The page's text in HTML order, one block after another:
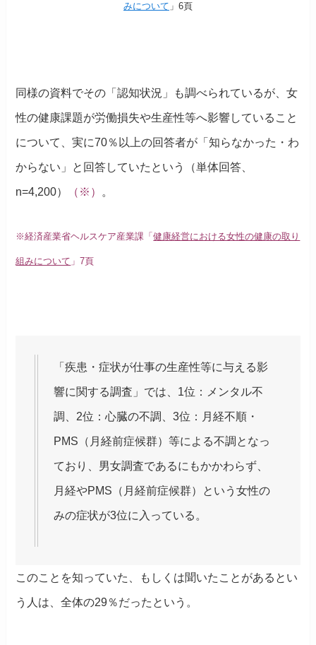
みについて 」6頁
同様の資料でその「認知状況」も調べられているが、女
性の健康課題が労働損失や生産性等へ影響していること
について、実に70％以上の回答者が「知らなかった・わ
からない」と回答していたという（単体回答、
n=4,200） （※） 。
※経済産業省ヘルスケア産業課「健康経営における女性の健康の取り
組みについて 」7頁
「疾患・症状が仕事の生産性等に与える影
響に関する調査」では、1位：メンタル不
調、2位：心臓の不調、3位：月経不順・
PMS（月経前症候群）等による不調となっ
ており、男女調査であるにもかかわらず、
月経やPMS（月経前症候群）という女性の
みの症状が3位に入っている。
このことを知っていた、もしくは聞いたことがあるとい
う人は、全体の29％だったという。